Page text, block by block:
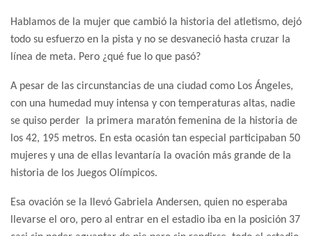
Hablamos de la mujer que cambió la historia del atletismo, dejó
todo su esfuerzo en la pista y no se desvaneció hasta cruzar la
línea de meta. Pero ¿qué fue lo que pasó?
A pesar de las circunstancias de una ciudad como Los Ángeles,
con una humedad muy intensa y con temperaturas altas, nadie
se quiso perder la primera maratón femenina de la historia de
los 42, 195 metros. En esta ocasión tan especial participaban 50
mujeres y una de ellas levantaría la ovación más grande de la
historia de los Juegos Olímpicos.
Esa ovación se la llevó Gabriela Andersen, quien no esperaba
llevarse el oro, pero al entrar en el estadio iba en la posición 37